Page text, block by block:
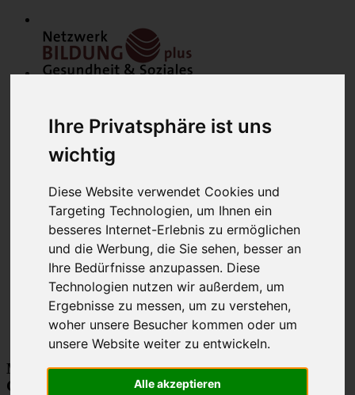
Ihre Privatsphäre ist uns
wichtig
Diese Website verwendet Cookies und
Targeting Technologien, um Ihnen ein
besseres Internet-Erlebnis zu ermöglichen
und die Werbung, die Sie sehen, besser an
Ihre Bedürfnisse anzupassen. Diese
Technologien nutzen wir außerdem, um
Ergebnisse zu messen, um zu verstehen,
woher unsere Besucher kommen oder um
unsere Website weiter zu entwickeln.
Alle akzeptieren
Home
Modulfinder
Veranstaltungen
Netzwerk
Bildungsanbieter
Mitglieder
Mitglied werden
Werbung schalten
über uns
Kontakt
Modulfinder für Weiterbildungen im
Gesundheitswesen